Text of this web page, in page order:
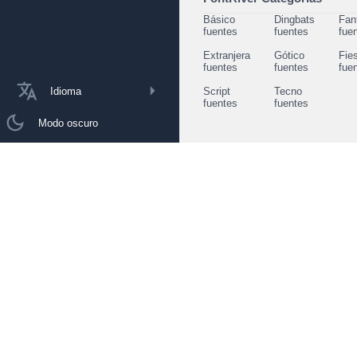
Idioma
Modo oscuro
Básico
fuentes
Dingbats
fuentes
Extranjera
fuentes
Gótico
fuentes
Script
fuentes
Tecno
fuentes